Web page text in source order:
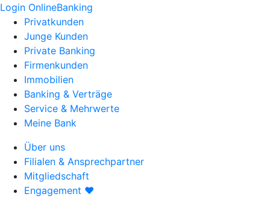
Login OnlineBanking
Privatkunden
Junge Kunden
Private Banking
Firmenkunden
Immobilien
Banking & Verträge
Service & Mehrwerte
Meine Bank
Über uns
Filialen & Ansprechpartner
Mitgliedschaft
Engagement ❤️